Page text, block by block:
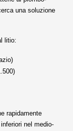
una soluzione
litio:
rapidamente
nel medio-